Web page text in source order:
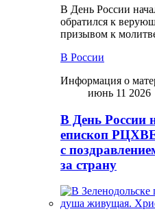
В День России
обратился к
призывом к
В России
Информация о
июнь 11 2026
В День России
епископ
с
за страну